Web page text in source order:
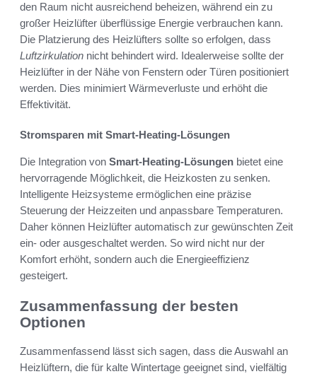
den Raum nicht ausreichend beheizen, während ein zu
großer Heizlüfter überflüssige Energie verbrauchen kann.
Die Platzierung des Heizlüfters sollte so erfolgen, dass
Luftzirkulation nicht behindert wird. Idealerweise sollte der
Heizlüfter in der Nähe von Fenstern oder Türen positioniert
werden. Dies minimiert Wärmeverluste und erhöht die
Effektivität.
Stromsparen mit Smart-Heating-Lösungen
Die Integration von Smart-Heating-Lösungen bietet eine
hervorragende Möglichkeit, die Heizkosten zu senken.
Intelligente Heizsysteme ermöglichen eine präzise
Steuerung der Heizzeiten und anpassbare Temperaturen.
Daher können Heizlüfter automatisch zur gewünschten Zeit
ein- oder ausgeschaltet werden. So wird nicht nur der
Komfort erhöht, sondern auch die Energieeffizienz
gesteigert.
Zusammenfassung der besten
Optionen
Zusammenfassend lässt sich sagen, dass die Auswahl an
Heizlüftern, die für kalte Wintertage geeignet sind, vielfältig